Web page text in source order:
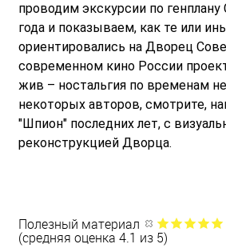
проводим экскурсии по генплану
года и показываем, как те или
ориентировались на Дворец
современном кино России
жив – ностальгия по временам
некоторых авторов, смотрите,
"Шпион" последних лет, с
реконструкцией Дворца.
Полезный материал
(средняя оценка 4.1 из 5)